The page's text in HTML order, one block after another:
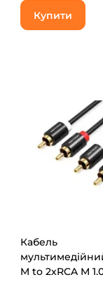
Купити
Кабель
M to 2xRCA M